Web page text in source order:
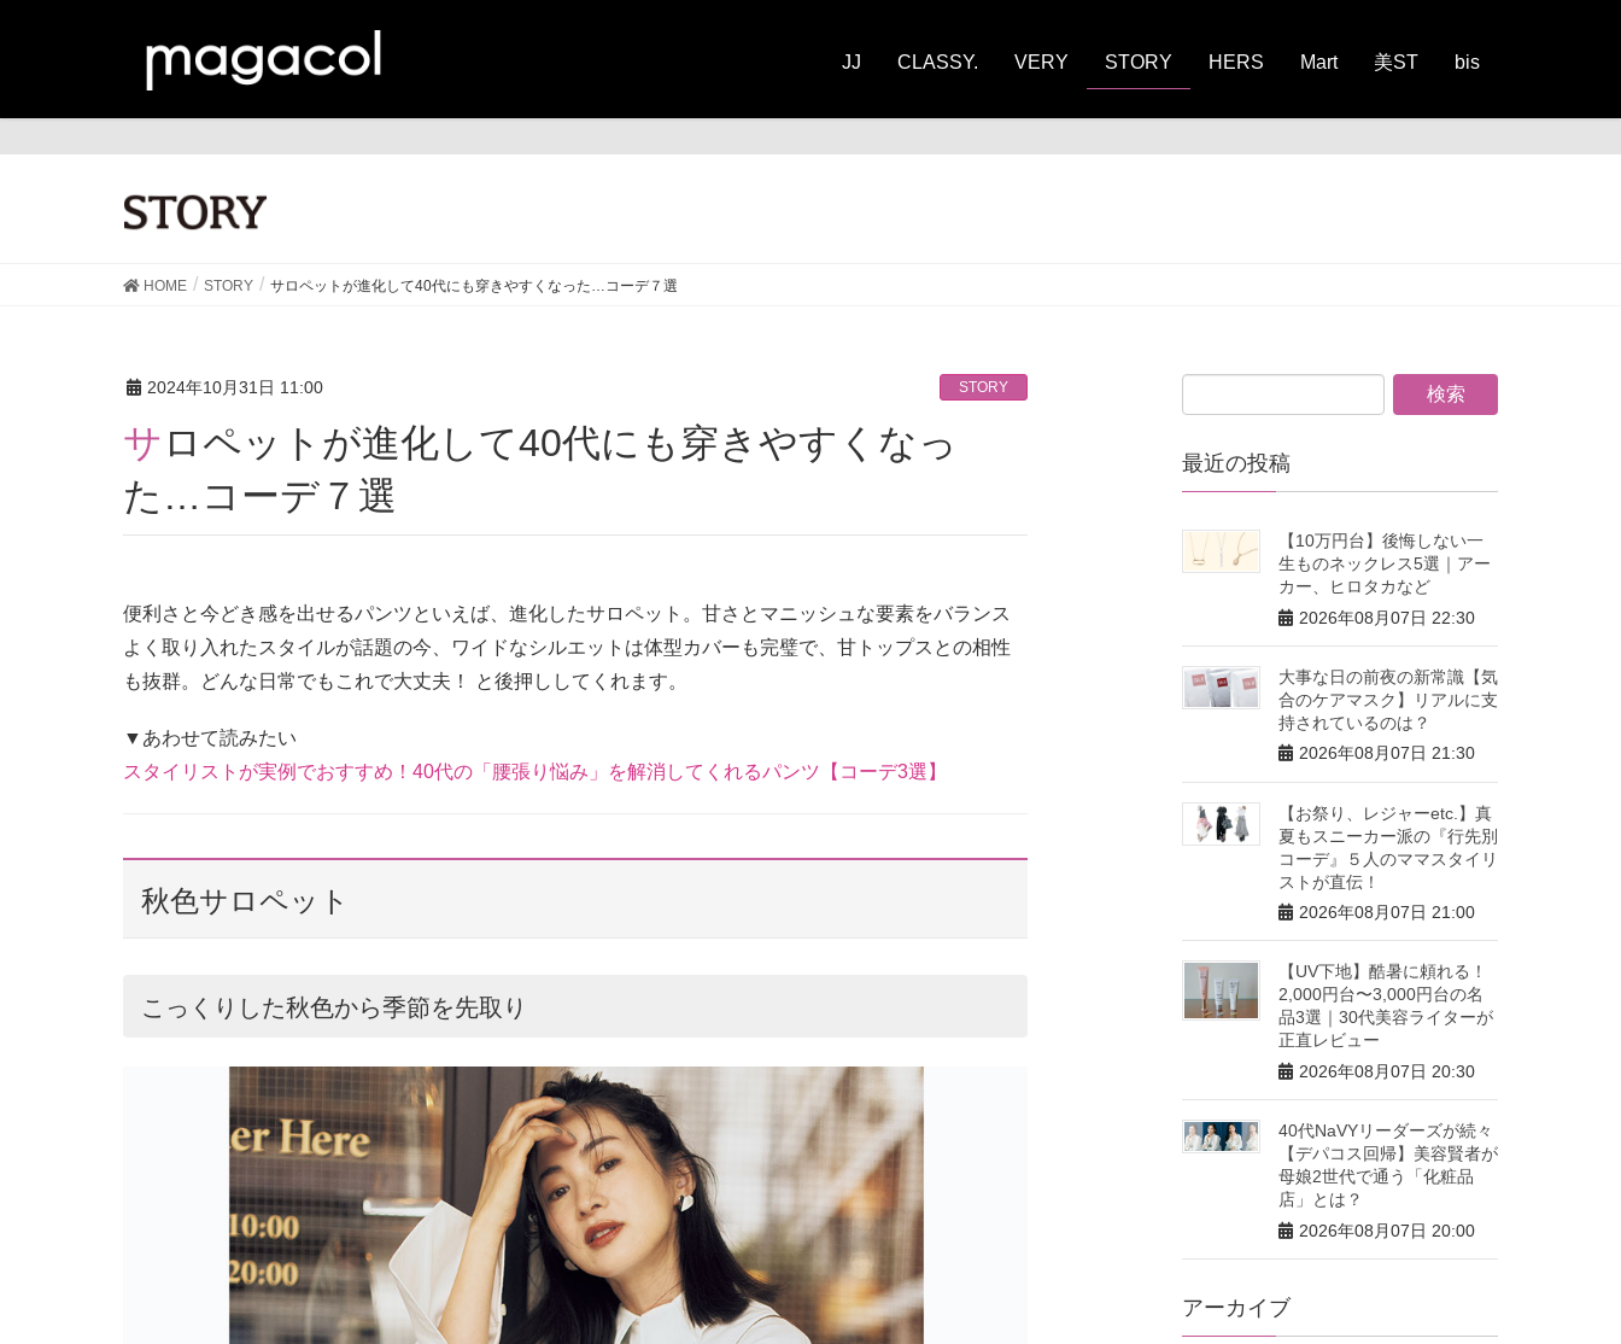
JJ CLASSY. VERY STORY HERS Mart 美ST bis
HOME STORY サロペットが進化して40代にも穿きやすくなった…コーデ７選
2024年10月31日 11:00 STORY
サロペットが進化して40代にも穿きやすくなっ
た…コーデ７選
便利さと今どき感を出せるパンツといえば、進化したサロペット。甘さとマニッシュな要素をバランス
よく取り入れたスタイルが話題の今、ワイドなシルエットは体型カバーも完璧で、甘トップスとの相性
も抜群。どんな日常でもこれで大丈夫！ と後押ししてくれます。
▼あわせて読みたい
スタイリストが実例でおすすめ！40代の「腰張り悩み」を解消してくれるパンツ【コーデ3選】
秋色サロペット
こっくりした秋色から季節を先取り
最近の投稿
【10万円台】後悔しない一
生ものネックレス5選｜アー
カー、ヒロタカなど
2026年08月07日 22:30
大事な日の前夜の新常識【気
合のケアマスク】リアルに支
持されているのは？
2026年08月07日 21:30
【お祭り、レジャーetc.】真
夏もスニーカー派の『行先別
コーデ』５人のママスタイリ
ストが直伝！
2026年08月07日 21:00
【UV下地】酷暑に頼れる！
2,000円台〜3,000円台の名
品3選｜30代美容ライターが
正直レビュー
2026年08月07日 20:30
40代NaVYリーダーズが続々
【デパコス回帰】美容賢者が
母娘2世代で通う「化粧品
店」とは？
2026年08月07日 20:00
アーカイブ